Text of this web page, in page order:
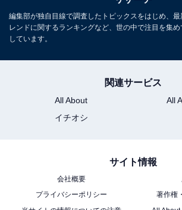
編集部が独自目線で調査したトピックスをはじめ、最
レンドに関するランキングなど、世の中で注目を集
しています。
関連サービス
All About
All
イチオシ
サイト情報
会社概要
プライバシーポリシー
著作権